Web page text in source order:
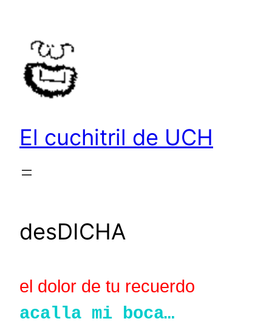
contenido
El cuchitril de UCH
desDICHA
el dolor de tu recuerdo
acalla mi boca…